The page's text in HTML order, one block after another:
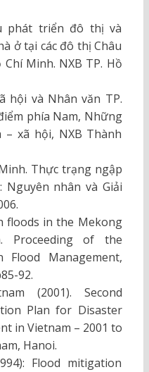
phát triển đô thị và
ở tại các đô thị Châu
Minh. NXB TP. Hồ
hội và Nhân văn TP.
phía Nam, Những
xã hội, NXB Thành
Thực trạng ngập
Nguyên nhân và Giải
floods in the Mekong
Proceeding of the
Flood Management,
92.
(2001). Second
Plan for Disaster
in Vietnam – 2001 to
Hanoi.
Flood mitigation